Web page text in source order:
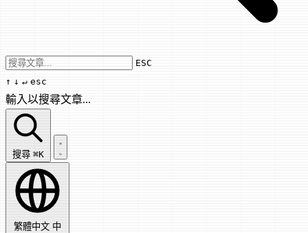
Use arrow keys to navigate results,
ESC
↑ ↓ ↵ esc
輸入以搜尋文章...
搜尋文章...
搜尋 ⌘K
繁體中文 中